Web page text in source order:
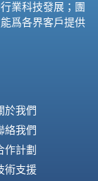
業科技發展；團
爲各界客戶提供
於我們
絡我們
作計劃
術支援